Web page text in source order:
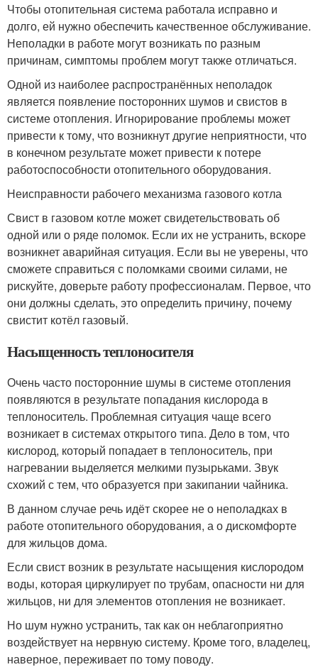
Чтобы отопительная система работала исправно и
долго, ей нужно обеспечить качественное обслуживание.
Неполадки в работе могут возникать по разным
причинам, симптомы проблем могут также отличаться.
Одной из наиболее распространённых неполадок
является появление посторонних шумов и свистов в
системе отопления. Игнорирование проблемы может
привести к тому, что возникнут другие неприятности, что
в конечном результате может привести к потере
работоспособности отопительного оборудования.
Неисправности рабочего механизма газового котла
Свист в газовом котле может свидетельствовать об
одной или о ряде поломок. Если их не устранить, вскоре
возникнет аварийная ситуация. Если вы не уверены, что
сможете справиться с поломками своими силами, не
рискуйте, доверьте работу профессионалам. Первое, что
они должны сделать, это определить причину, почему
свистит котёл газовый.
Насыщенность теплоносителя
Очень часто посторонние шумы в системе отопления
появляются в результате попадания кислорода в
теплоноситель. Проблемная ситуация чаще всего
возникает в системах открытого типа. Дело в том, что
кислород, который попадает в теплоноситель, при
нагревании выделяется мелкими пузырьками. Звук
схожий с тем, что образуется при закипании чайника.
В данном случае речь идёт скорее не о неполадках в
работе отопительного оборудования, а о дискомфорте
для жильцов дома.
Если свист возник в результате насыщения кислородом
воды, которая циркулирует по трубам, опасности ни для
жильцов, ни для элементов отопления не возникает.
Но шум нужно устранить, так как он неблагоприятно
воздействует на нервную систему. Кроме того, владелец,
наверное, переживает по тому поводу.